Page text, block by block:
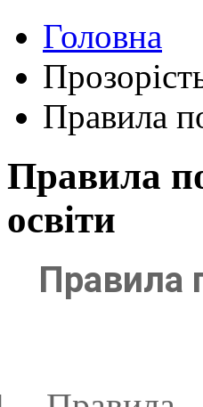
Головна
Правила
Правила
освіти
Правила